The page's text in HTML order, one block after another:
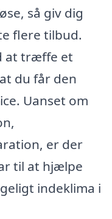
så giv dig
flere tilbud.
at træffe et
du får den
Uanset om
er der
til at hjælpe
indeklima i